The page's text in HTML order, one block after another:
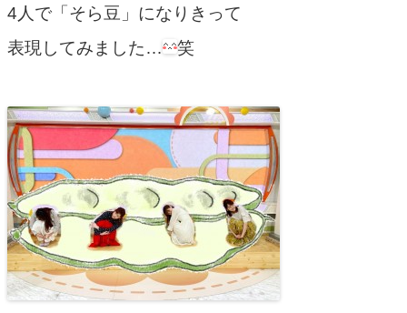
4人で「そら豆」になりきって
表現してみました…
笑